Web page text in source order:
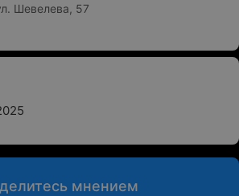
Шевелева, 57
мнением